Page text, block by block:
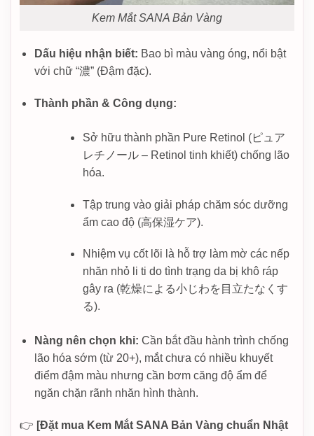
Kem Mắt SANA Bản Vàng
Dấu hiệu nhận biết: Bao bì màu vàng óng, nổi bật
với chữ “濃” (Đậm đặc).
Thành phần & Công dụng:
Sở hữu thành phần Pure Retinol (ピュア
レチノール – Retinol tinh khiết) chống lão
hóa.
Tập trung vào giải pháp chăm sóc dưỡng
ẩm cao độ (高保湿ケア).
Nhiệm vụ cốt lõi là hỗ trợ làm mờ các nếp
nhăn nhỏ li ti do tình trạng da bị khô ráp
gây ra (乾燥による小じわを目立たなくす
る).
Nàng nên chọn khi: Cần bắt đầu hành trình chống
lão hóa sớm (từ 20+), mắt chưa có nhiều khuyết
điểm đậm màu nhưng cần bơm căng độ ẩm để
ngăn chặn rãnh nhăn hình thành.
👉 [Đặt mua Kem Mắt SANA Bản Vàng chuẩn Nhật